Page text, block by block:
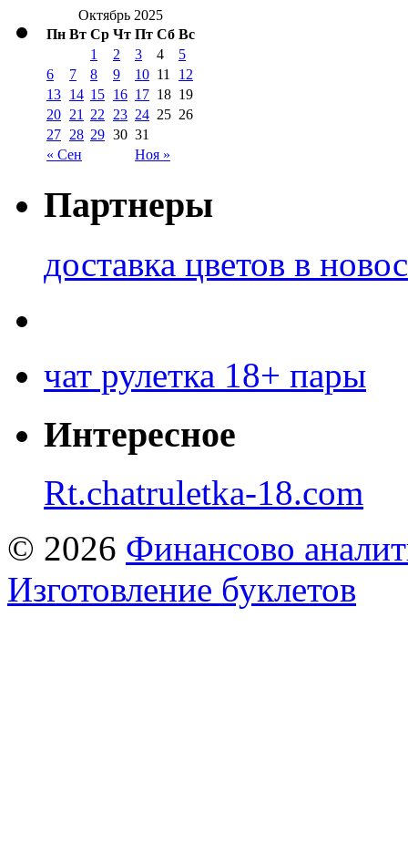
Октябрь 2025
Пн Вт Ср Чт Пт Сб Вс
« Сен Ноя »
1 2 3 4
5
6
7 8 9 10 11
12
13 14 15 16 17 18 19
20 21 22 23 24 25 26
27 28 29 30 31
Партнеры
доставка цветов в
чат рулетка 18+ пары
Интересное
Rt.chatruletka-18.com
© 2026 Финансово
Изготовление буклетов